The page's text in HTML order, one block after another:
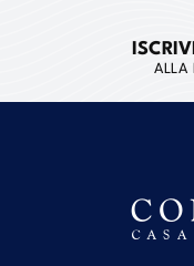
ALLA